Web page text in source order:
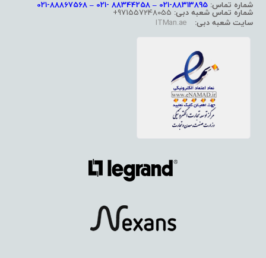
شماره تماس: 88313895-021 – 88344258 -021 – 88867568-021
شماره تماس شعبه دبی:
سایت شعبه دبی: ITMan.ae